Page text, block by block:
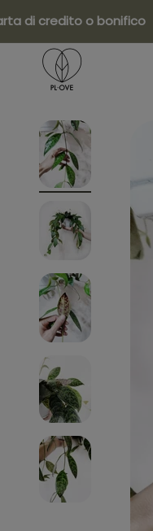
o bonifico
Pl•ove